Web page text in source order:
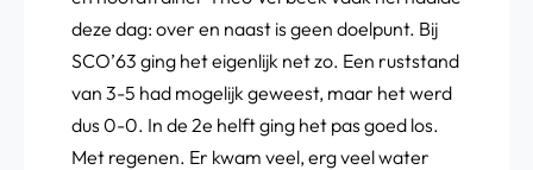
deze dag: over en naast is geen doelpunt. Bij
SCO’63 ging het eigenlijk net zo. Een ruststand
van 3-5 had mogelijk geweest, maar het werd
dus 0-0. In de 2e helft ging het pas goed los.
Met regenen. Er kwam veel, erg veel water